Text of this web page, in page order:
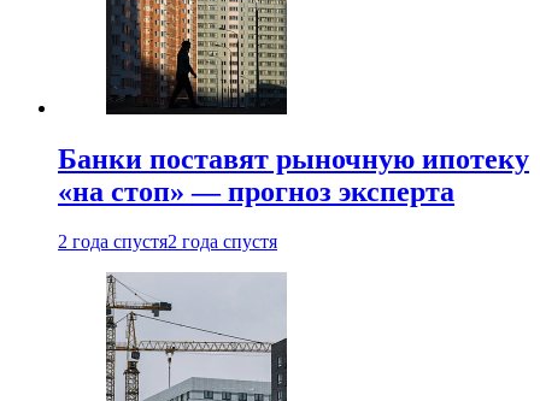
Банки поставят рыночную ипотеку
«на стоп» — прогноз эксперта
2 года спустя2 года спустя